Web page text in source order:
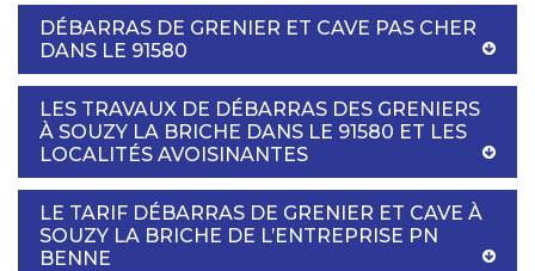
DÉBARRAS DE GRENIER ET CAVE PAS CHER
DANS LE 91580
LES TRAVAUX DE DÉBARRAS DES GRENIERS
À SOUZY LA BRICHE DANS LE 91580 ET LES
LOCALITÉS AVOISINANTES
LE TARIF DÉBARRAS DE GRENIER ET CAVE À
SOUZY LA BRICHE DE L’ENTREPRISE PN
BENNE